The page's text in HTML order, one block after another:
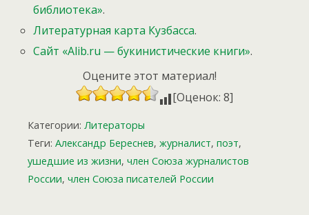
библиотека».
Литературная карта Кузбасса.
Сайт «Alib.ru — букинистические книги».
Оцените этот материал!
[Оценок: 8]
Категории: Литераторы
Теги: Александр Береснев, журналист, поэт,
ушедшие из жизни, член Союза журналистов
России, член Союза писателей России